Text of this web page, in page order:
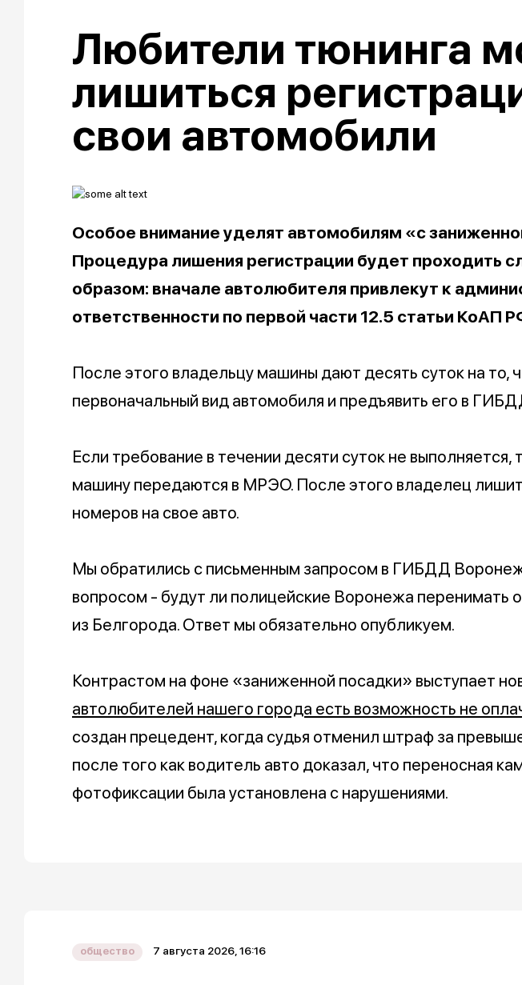
Любители тюнинга
лишиться
свои автомобили
Особое внимание уделят автомобилям «с
Процедура лишения регистрации будет проходить
образом: вначале автолюбителя привлекут к
ответственности по первой части 12.5 статьи КоАП
После этого владельцу машины дают десять суток на то,
первоначальный вид автомобиля и предъявить его в
Если требование в течении десяти суток не выполняется,
машину передаются в МРЭО. После этого владелец
номеров на свое авто.
Мы обратились с письменным запросом в ГИБДД
вопросом - будут ли полицейские Воронежа перенимать
из Белгорода. Ответ мы обязательно опубликуем.
Контрастом на фоне «заниженной посадки» выступает
автолюбителей нашего города есть возможность не
создан прецедент, когда судья отменил штраф за
после того как водитель авто доказал, что переносная
фотофиксации была установлена с нарушениями.
общество 7 августа 2026, 16:16